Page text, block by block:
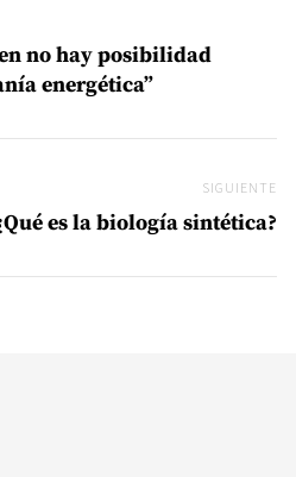
no hay posibilidad
energética”
SIGUIENTE
es la biología sintética?